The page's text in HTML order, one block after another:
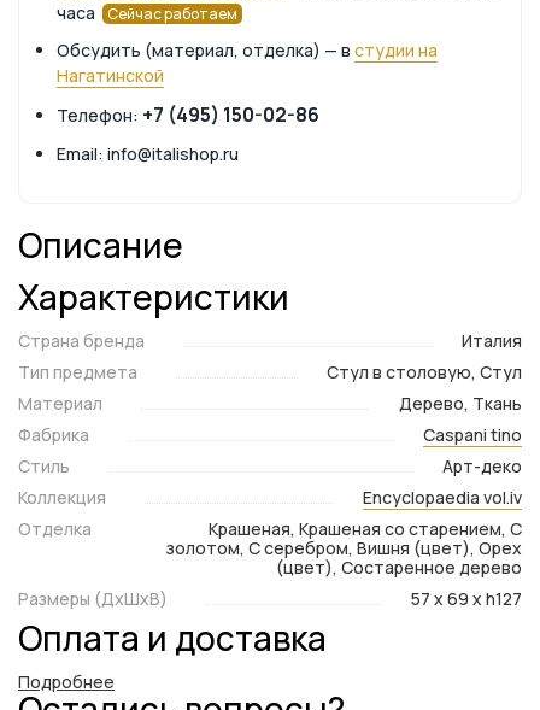
часа
Сейчас работаем
Обсудить (материал, отделка) — в студии на
Нагатинской
Телефон: +7 (495) 150-02-86
Email: info@italishop.ru
Описание
Характеристики
Страна бренда
Италия
Тип предмета
Стул в столовую, Стул
Материал
Дерево, Ткань
Фабрика
Caspani tino
Стиль
Арт-деко
Коллекция
Encyclopaedia vol.iv
Отделка
Крашеная, Крашеная со старением, С
золотом, С серебром, Вишня (цвет), Орех
(цвет), Состаренное дерево
Размеры (ДxШxВ)
57 x 69 x h127
Оплата и доставка
Подробнее